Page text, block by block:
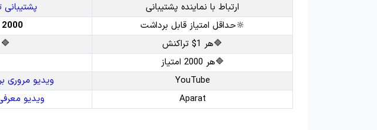
ارتباط با نماینده پشتیبانی
پشتیبانی
🔆حداقل امتیاز قابل برداشت
2000 امتیاز = 1$
🔷هر 1$ تراکنش
🔷1 امتیاز
🔷هر 2000 امتیاز
YouTube
ویدیو مروری
Aparat
ویدیو